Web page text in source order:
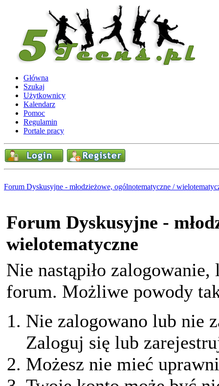
Główna
Szukaj
Użytkownicy
Kalendarz
Pomoc
Regulamin
Portale pracy
Forum Dyskusyjne - młodzieżowe, ogólnotematyczne /
Forum Dyskusyjne -
wielotematyczne
Nie nastąpiło
forum. Możliwe powody
Nie zalogowano lub nie
Zaloguj się lub
Możesz nie mieć